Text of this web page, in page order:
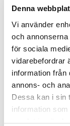
Denna
Vi använder
och
för sociala
vidarebefordrar
information från
annons- och
Dessa kan i sin
information
samlat in när
Card Holder
Pink
Silicone Magsafe Compatible
299 SEK